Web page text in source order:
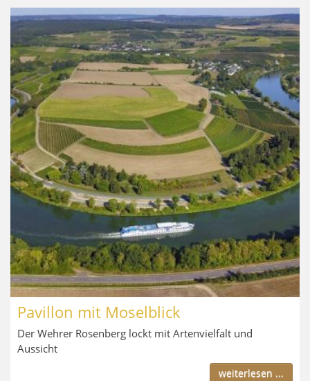
Pavillon mit Moselblick
Der Wehrer Rosenberg lockt mit Artenvielfalt und
Aussicht
weiterlesen ...